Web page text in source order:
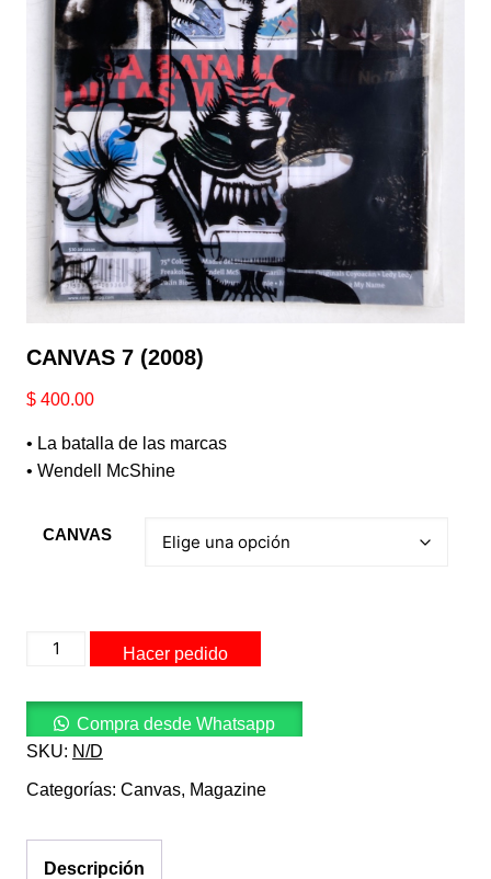
CANVAS 7 (2008)
$400.00
• La batalla de las marcas
• Wendell McShine
CANVAS
CANVAS
cantidad
Hacer pedido
Compra desde Whatsapp
SKU: N/D
Categorías: Canvas, Magazine
Descripción